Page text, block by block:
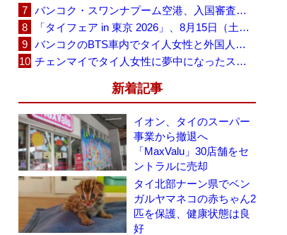
バンコク・スワンナプーム空港、入国審査で2～3時間待ちの時間帯も 審査厳格化と人員不足が影響か
「タイフェア in 東京 2026」、8月15日（土）・16日（日）に代々木公園で開催
バンコクのBTS車内でタイ人女性と外国人学生グループが口論、騒音めぐる動画が拡散
チェンマイでタイ人女性に夢中になったスウェーデン人男性、全財産を失い捨てられる
新着記事
イオン、タイのスーパー
事業から撤退へ
「MaxValu」30店舗をセ
ントラルに売却
タイ北部ナーン県でベン
ガルヤマネコの赤ちゃん2
匹を保護、健康状態は良
好